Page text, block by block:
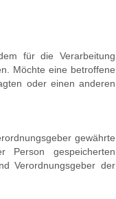
für die Verarbeitung
Möchte eine betroffene
oder einen anderen
gewährte
Person gespeicherten
Verordnungsgeber der